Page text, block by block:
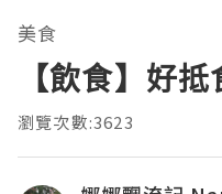
美食
【飲食】好
瀏覽次數:3623